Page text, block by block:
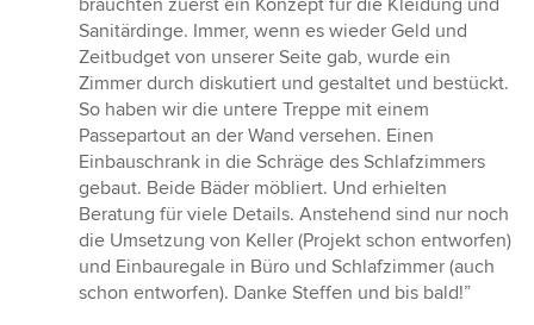
brauchten zuerst ein Konzept für die Kleidung und
Sanitärdinge. Immer, wenn es wieder Geld und
Zeitbudget von unserer Seite gab, wurde ein
Zimmer durch diskutiert und gestaltet und bestückt.
So haben wir die untere Treppe mit einem
Passepartout an der Wand versehen. Einen
Einbauschrank in die Schräge des Schlafzimmers
gebaut. Beide Bäder möbliert. Und erhielten
Beratung für viele Details. Anstehend sind nur noch
die Umsetzung von Keller (Projekt schon entworfen)
und Einbauregale in Büro und Schlafzimmer (auch
schon entworfen). Danke Steffen und bis bald!”